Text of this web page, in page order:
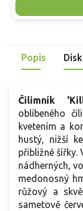
Popis
Čilimník
oblíbeného
kvetením a
hustý, nižší
přibližné šířky.
nádherných,
medonosný
růžový a
sametově